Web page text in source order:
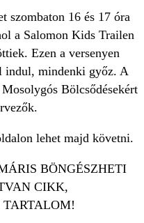
szombaton 16 és 17 óra
a Salomon Kids Trailen
Ezen a versenyen
indul, mindenki győz. A
Bölcsődésekért
lehet majd követni.
BÖNGÉSZHETI
CIKK,
TARTALOM!